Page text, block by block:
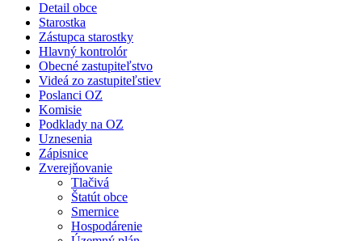
Detail obce
Starostka
Zástupca starostky
Hlavný kontrolór
Obecné zastupiteľstvo
Videá zo zastupiteľstiev
Poslanci OZ
Komisie
Podklady na OZ
Uznesenia
Zápisnice
Zverejňovanie
Tlačivá
Štatút obce
Smernice
Hospodárenie